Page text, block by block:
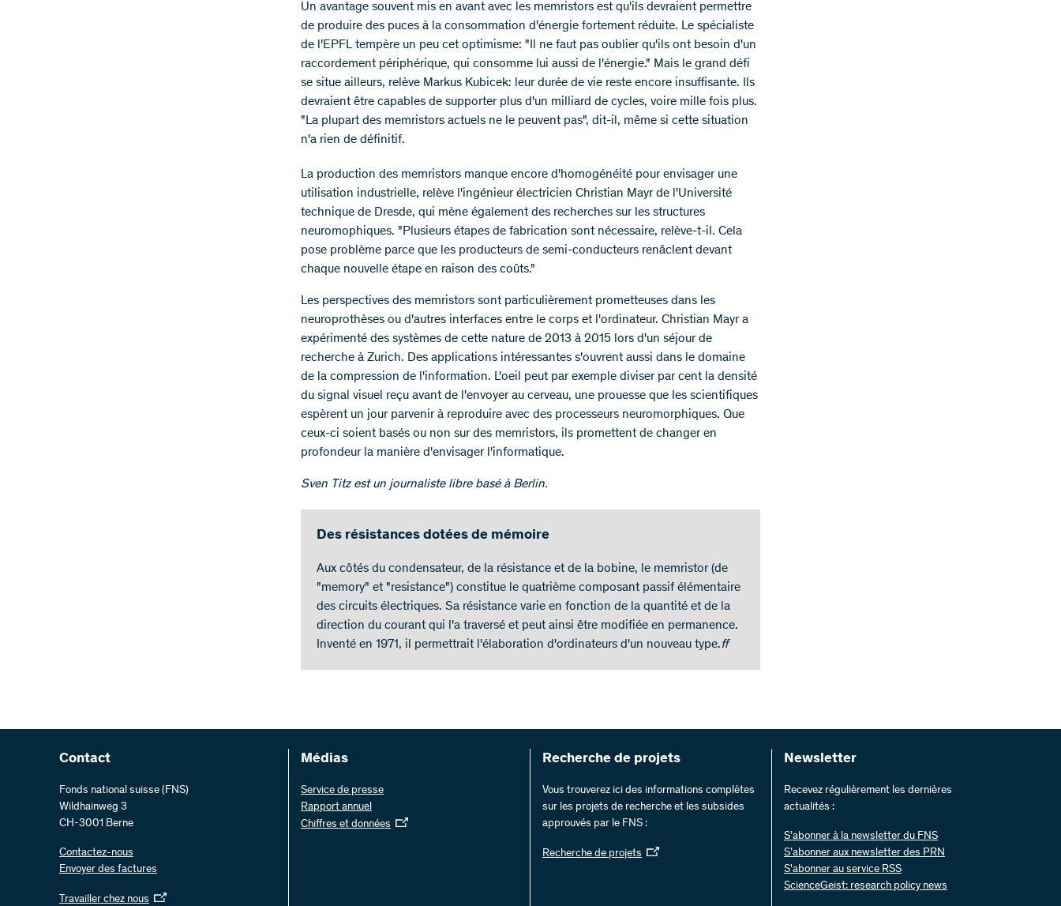
Un avantage souvent mis en avant avec les memristors est qu'ils devraient permettre
de produire des puces à la consommation d'énergie fortement réduite. Le spécialiste
de l'EPFL tempère un peu cet optimisme: "Il ne faut pas oublier qu'ils ont besoin d'un
raccordement périphérique, qui consomme lui aussi de l'énergie." Mais le grand défi
se situe ailleurs, relève Markus Kubicek: leur durée de vie reste encore insuffisante. Ils
devraient être capables de supporter plus d'un milliard de cycles, voire mille fois plus.
"La plupart des memristors actuels ne le peuvent pas", dit-il, même si cette situation
n'a rien de définitif.
La production des memristors manque encore d'homogénéité pour envisager une
utilisation industrielle, relève l'ingénieur électricien Christian Mayr de l'Université
technique de Dresde, qui mène également des recherches sur les structures
neuromophiques. "Plusieurs étapes de fabrication sont nécessaire, relève-t-il. Cela
pose problème parce que les producteurs de semi-conducteurs renâclent devant
chaque nouvelle étape en raison des coûts."
Les perspectives des memristors sont particulièrement prometteuses dans les
neuroprothèses ou d'autres interfaces entre le corps et l'ordinateur. Christian Mayr a
expérimenté des systèmes de cette nature de 2013 à 2015 lors d'un séjour de
recherche à Zurich. Des applications intéressantes s'ouvrent aussi dans le domaine
de la compression de l'information. L'oeil peut par exemple diviser par cent la densité
du signal visuel reçu avant de l'envoyer au cerveau, une prouesse que les scientifiques
espèrent un jour parvenir à reproduire avec des processeurs neuromorphiques. Que
ceux-ci soient basés ou non sur des memristors, ils promettent de changer en
profondeur la manière d'envisager l'informatique.
Sven Titz est un journaliste libre basé à Berlin.
Des résistances dotées de mémoire
Aux côtés du condensateur, de la résistance et de la bobine, le memristor (de
"memory" et "resistance") constitue le quatrième composant passif élémentaire
des circuits électriques. Sa résistance varie en fonction de la quantité et de la
direction du courant qui l'a traversé et peut ainsi être modifiée en permanence.
Inventé en 1971, il permettrait l'élaboration d'ordinateurs d'un nouveau type.ff
Contact
Fonds national suisse (FNS)
Wildhainweg 3
CH-3001 Berne
Contactez-nous
Envoyer des factures
Travailler chez nous
Médias
Service de presse
Rapport annuel
Chiffres et données
Recherche de projets
Vous trouverez ici des informations complètes
sur les projets de recherche et les subsides
approuvés par le FNS :
Recherche de projets
Newsletter
Recevez régulièrement les dernières
actualités :
S’abonner à la newsletter du FNS
S’abonner aux newsletter des PRN
S'abonner au service RSS
ScienceGeist: research policy news